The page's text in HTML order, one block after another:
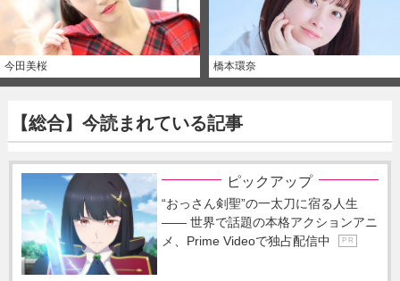
今田美桜 橋本環奈
【総合】今読まれている記事
ピックアップ
“おっさん剣聖”の一太刀に宿る人生
―― 世界で話題の本格アクションアニ
メ、Prime Videoで独占配信中
P R